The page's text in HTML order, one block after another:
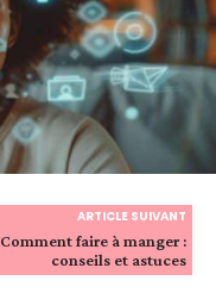
ARTICLE SUIVANT
Comment faire à manger :
conseils et astuces